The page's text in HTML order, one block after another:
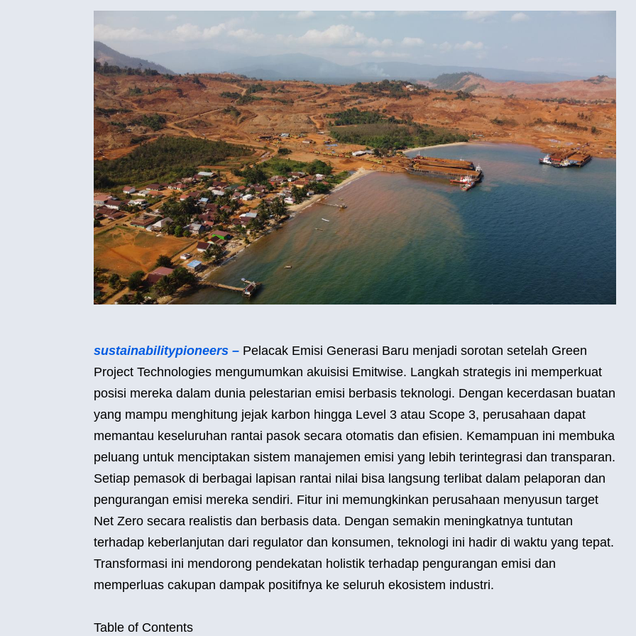
sustainabilitypioneers – Pelacak Emisi Generasi Baru menjadi sorotan setelah Green
Project Technologies mengumumkan akuisisi Emitwise. Langkah strategis ini memperkuat
posisi mereka dalam dunia pelestarian emisi berbasis teknologi. Dengan kecerdasan buatan
yang mampu menghitung jejak karbon hingga Level 3 atau Scope 3, perusahaan dapat
memantau keseluruhan rantai pasok secara otomatis dan efisien. Kemampuan ini membuka
peluang untuk menciptakan sistem manajemen emisi yang lebih terintegrasi dan transparan.
Setiap pemasok di berbagai lapisan rantai nilai bisa langsung terlibat dalam pelaporan dan
pengurangan emisi mereka sendiri. Fitur ini memungkinkan perusahaan menyusun target
Net Zero secara realistis dan berbasis data. Dengan semakin meningkatnya tuntutan
terhadap keberlanjutan dari regulator dan konsumen, teknologi ini hadir di waktu yang tepat.
Transformasi ini mendorong pendekatan holistik terhadap pengurangan emisi dan
memperluas cakupan dampak positifnya ke seluruh ekosistem industri.
Table of Contents